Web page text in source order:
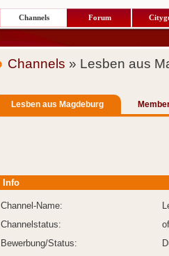
Channels Forum
Channels » Lesben aus
Lesben aus Magdeburg
Info
Channel-Name:
Channelstatus:
Bewerbung/Status: